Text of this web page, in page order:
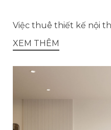
Việc thuê thiết kế nội
XEM THÊM